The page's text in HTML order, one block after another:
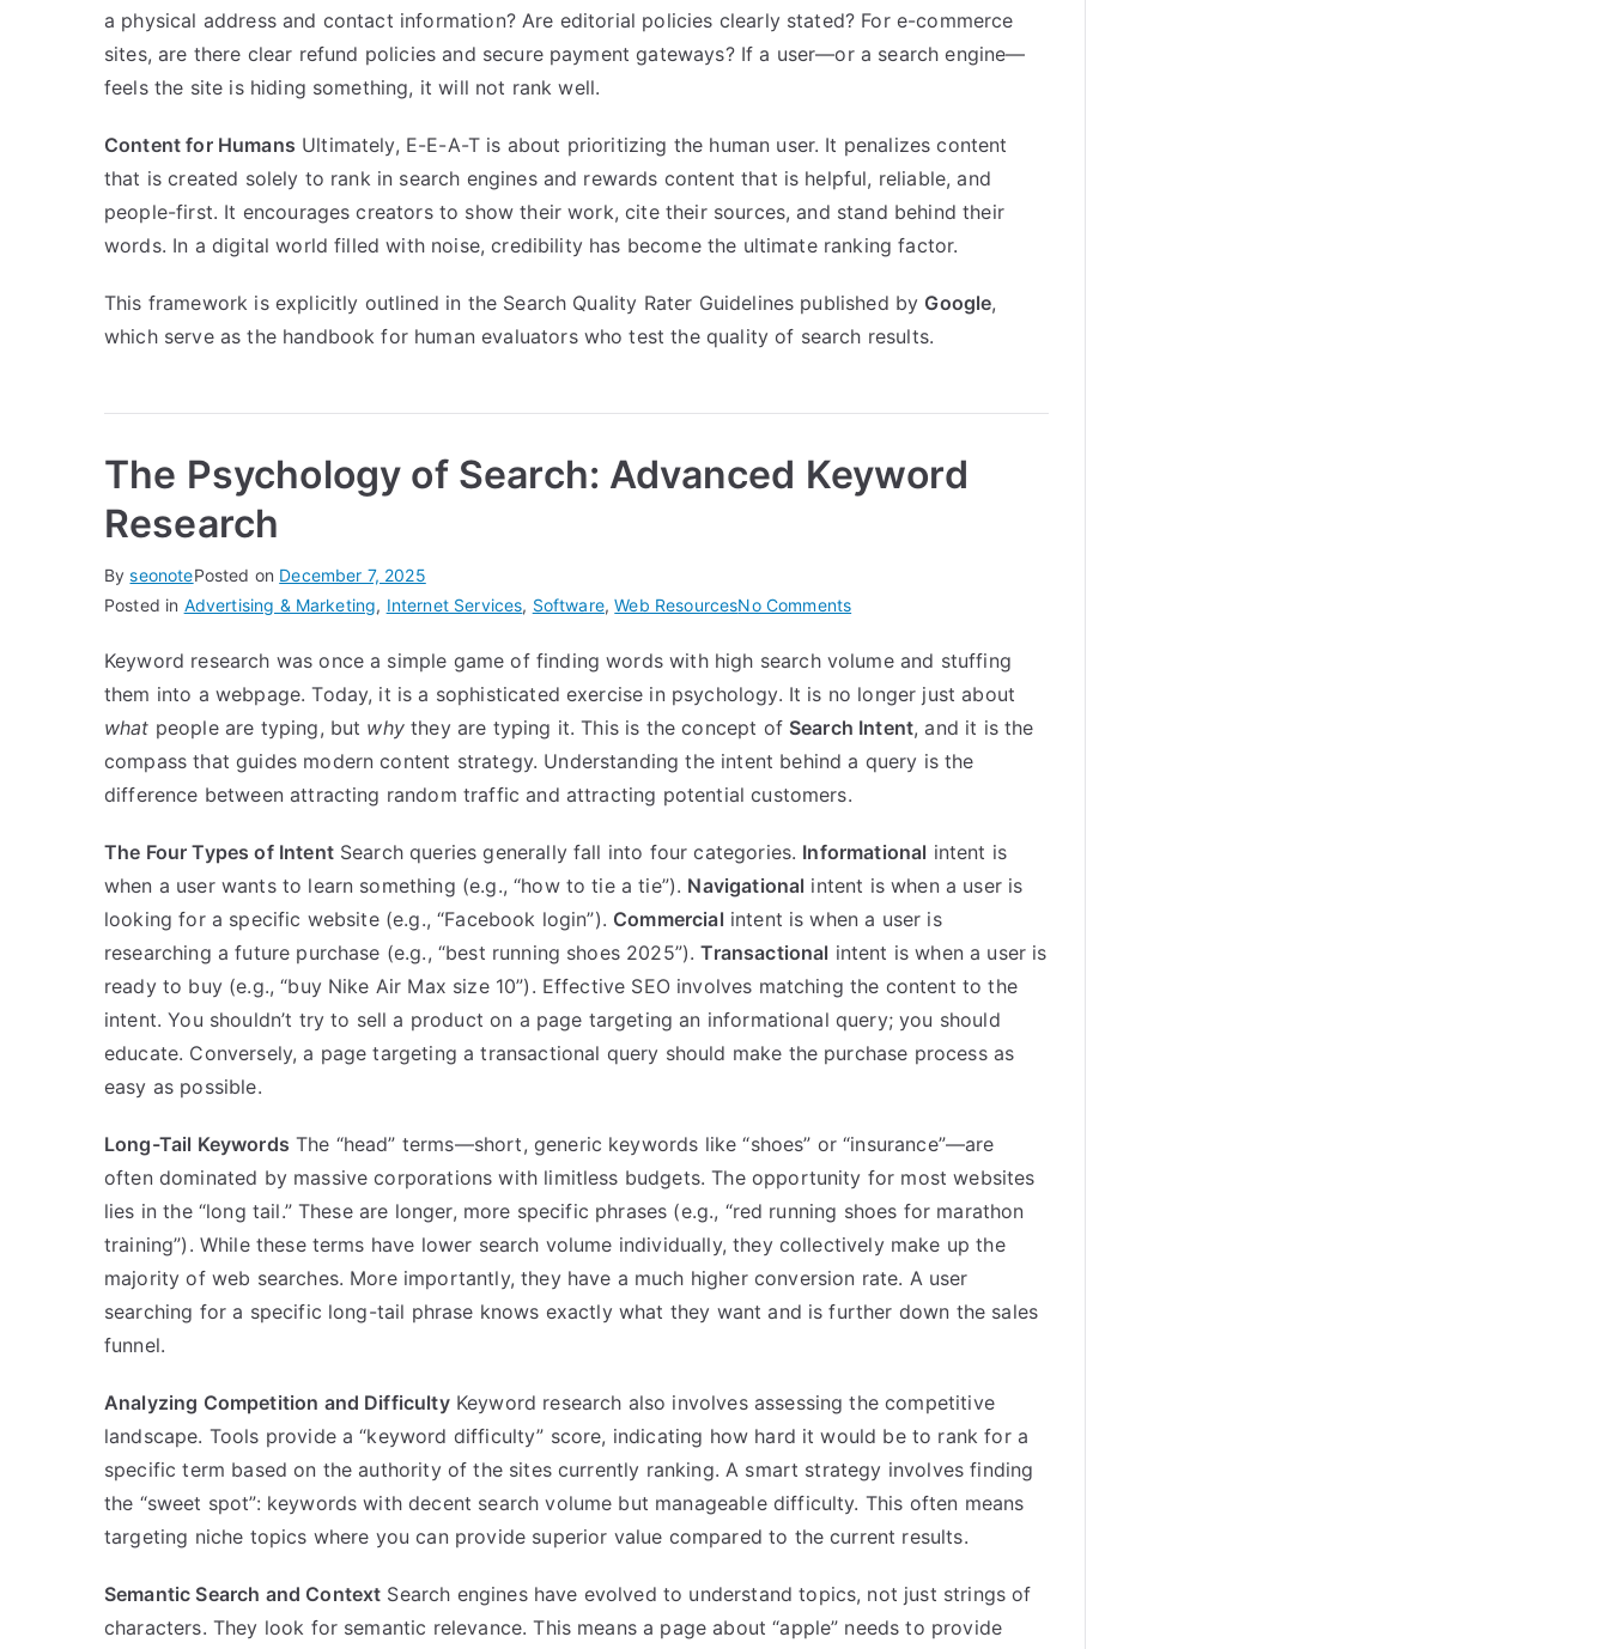
a physical address and contact information? Are editorial policies clearly stated? For e-commerce
sites, are there clear refund policies and secure payment gateways? If a user—or a search engine—
feels the site is hiding something, it will not rank well.
Content for Humans Ultimately, E-E-A-T is about prioritizing the human user. It penalizes content
that is created solely to rank in search engines and rewards content that is helpful, reliable, and
people-first. It encourages creators to show their work, cite their sources, and stand behind their
words. In a digital world filled with noise, credibility has become the ultimate ranking factor.
This framework is explicitly outlined in the Search Quality Rater Guidelines published by Google,
which serve as the handbook for human evaluators who test the quality of search results.
The Psychology of Search: Advanced Keyword
Research
ByseonotePosted on December 7, 2025
Posted in Advertising & Marketing, Internet Services, Software,Web ResourcesNo Commentson
Psychology
of
Search:
Advanced
Keyword research was once a simple game of finding words with high search volume and stuffing
them into a webpage. Today, it is a sophisticated exercise in psychology. It is no longer just about
what people are typing, but whythey are typing it. This is the concept of Search Intent, and it is the
compass that guides modern content strategy. Understanding the intent behind a query is the
difference between attracting random traffic and attracting potential customers.
The Four Types of IntentSearch queries generally fall into four categories. Informational intent is
when a user wants to learn something (e.g., “how to tie a tie”). Navigational intent is when a user is
looking for a specific website (e.g., “Facebook login”). Commercial intent is when a user is
researching a future purchase (e.g., “best running shoes 2025”).Transactional intent is when a user is
ready to buy (e.g., “buy Nike Air Max size 10”). Effective SEO involves matching the content to the
intent. You shouldn’t try to sell a product on a page targeting an informational query; you should
educate. Conversely, a page targeting a transactional query should make the purchase process as
easy as possible.
Long-Tail Keywords The “head” terms—short, generic keywords like “shoes” or “insurance”—are
often dominated by massive corporations with limitless budgets. The opportunity for most websites
lies in the “long tail.” These are longer, more specific phrases (e.g., “red running shoes for marathon
training”). While these terms have lower search volume individually, they collectively make up the
majority of web searches. More importantly, they have a much higher conversion rate. A user
searching for a specific long-tail phrase knows exactly what they want and is further down the sales
funnel.
Analyzing Competition and DifficultyKeyword research also involves assessing the competitive
landscape. Tools provide a “keyword difficulty” score, indicating how hard it would be to rank for a
specific term based on the authority of the sites currently ranking. A smart strategy involves finding
the “sweet spot”: keywords with decent search volume but manageable difficulty. This often means
targeting niche topics where you can provide superior value compared to the current results.
Semantic Search and Context Search engines have evolved to understand topics, not just strings of
characters. They look for semantic relevance. This means a page about “apple” needs to provide